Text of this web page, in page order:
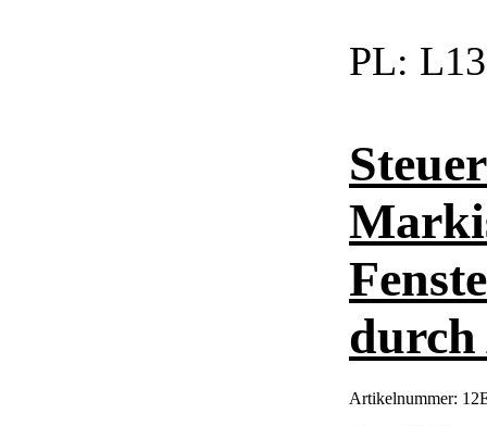
PL:
durch
Artikelnummer: